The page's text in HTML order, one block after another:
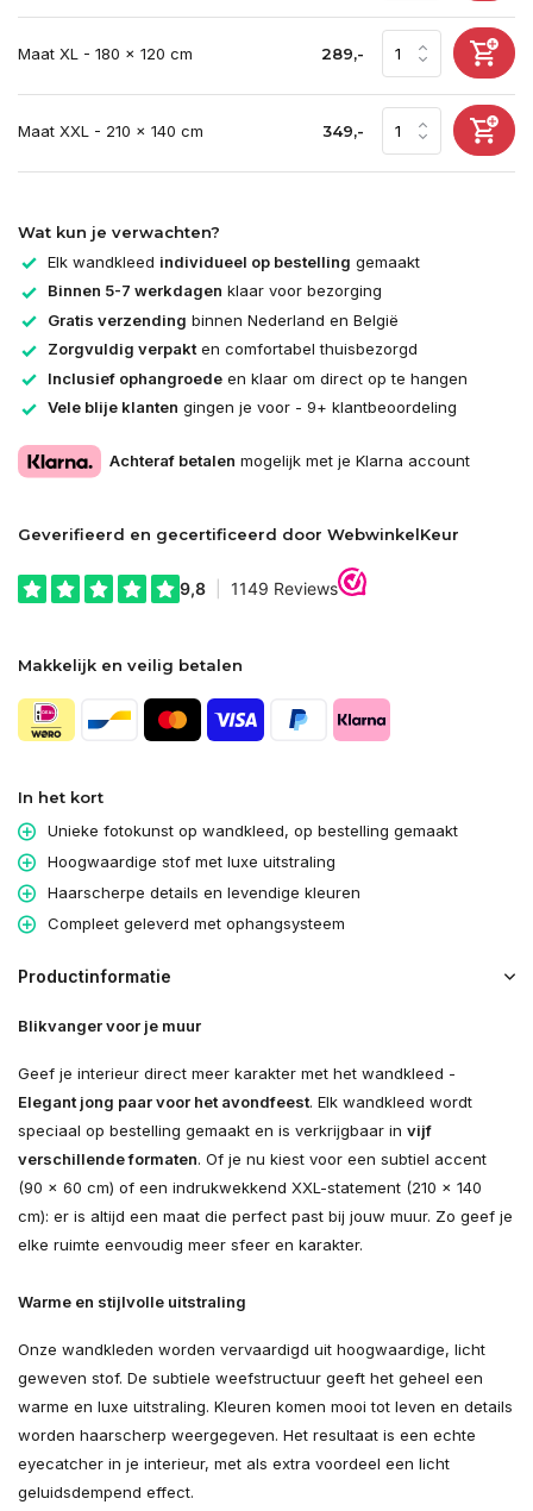
Maat XL - 180 x 120 cm 289,-
Maat XXL - 210 x 140 cm 349,-
Wat kun je verwachten?
Elk wandkleed individueel op bestelling gemaakt
Binnen 5-7 werkdagen klaar voor bezorging
Gratis verzending binnen Nederland en België
Zorgvuldig verpakten comfortabel thuisbezorgd
Inclusief ophangroede en klaar om direct op te hangen
Vele blije klanten gingen je voor - 9+ klantbeoordeling
Achteraf betalen mogelijk met je Klarna account
Geverifieerd en gecertificeerd door WebwinkelKeur
Makkelijk en veilig betalen
In het kort
Unieke fotokunst op wandkleed, op bestelling gemaakt
Hoogwaardige stof met luxe uitstraling
Haarscherpe details en levendige kleuren
Compleet geleverd met ophangsysteem
Productinformatie
Blikvanger voor je muur
Geef je interieur direct meer karakter met het wandkleed -
Elegant jong paar voor het avondfeest. Elk wandkleed wordt
speciaal op bestelling gemaakt en is verkrijgbaar in vijf
verschillende formaten. Of je nu kiest voor een subtiel accent
(90 × 60 cm) of een indrukwekkend XXL-statement (210 × 140
cm): er is altijd een maat die perfect past bij jouw muur. Zo geef je
elke ruimte eenvoudig meer sfeer en karakter.
Warme en stijlvolle uitstraling
Onze wandkleden worden vervaardigd uit hoogwaardige, licht
geweven stof. De subtiele weefstructuur geeft het geheel een
warme en luxe uitstraling. Kleuren komen mooi tot leven en details
worden haarscherp weergegeven. Het resultaat is een echte
eyecatcher in je interieur, met als extra voordeel een licht
geluidsdempend effect.